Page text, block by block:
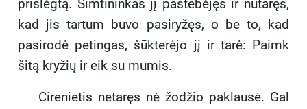
prislėgtą. Šimtininkas jį pastebėjęs ir nutaręs,
kad jis tartum buvo pasiryžęs, o be to, kad
pasirodė petingas, šūkterėjo jį ir tarė: Paimk
šitą kryžių ir eik su mumis.
Cirenietis netaręs nė žodžio paklausė. Gal